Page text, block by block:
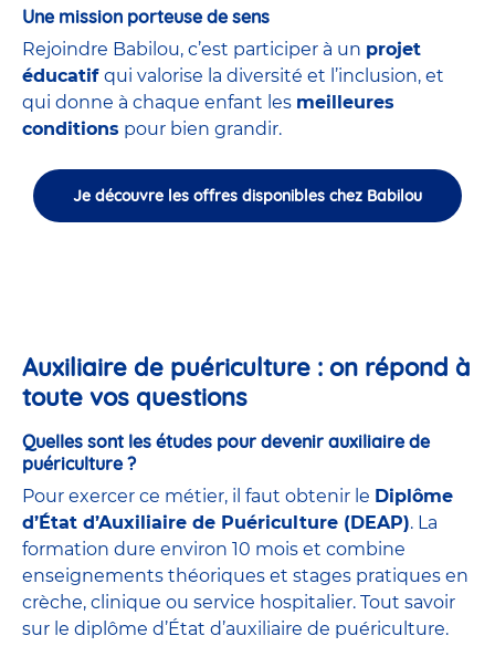
Une mission porteuse de sens
Rejoindre Babilou, c’est participer à un projet
éducatif qui valorise la diversité et l’inclusion, et
qui donne à chaque enfant les meilleures
conditions pour bien grandir.
Je découvre les offres disponibles chez Babilou
Auxiliaire de puériculture : on répond à
toute vos questions
Quelles sont les études pour devenir auxiliaire de
puériculture ?
Pour exercer ce métier, il faut obtenir le Diplôme
d’État d’Auxiliaire de Puériculture (DEAP). La
formation dure environ 10 mois et combine
enseignements théoriques et stages pratiques en
crèche, clinique ou service hospitalier. Tout savoir
sur le diplôme d’État d’auxiliaire de puériculture.